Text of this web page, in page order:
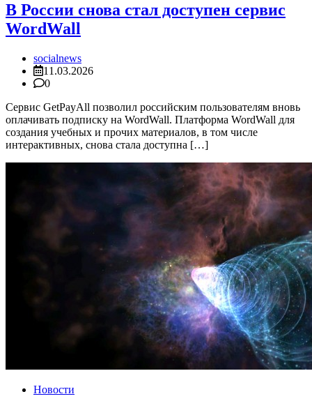
В России снова стал доступен сервис
WordWall
socialnews
11.03.2026
0
Сервис GetPayAll позволил российским пользователям вновь
оплачивать подписку на WordWall. Платформа WordWall для
создания учебных и прочих материалов, в том числе
интерактивных, снова стала доступна […]
Новости